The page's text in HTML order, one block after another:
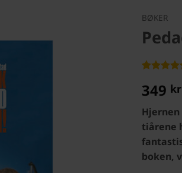
BØKER
av 5 basert
på
349 kr
tiårene
boken,